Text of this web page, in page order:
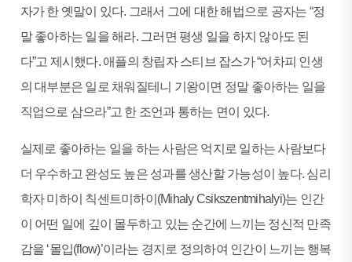
자가 한 옛말이 있다. 그래서 그에 대한 해법으로 공자는 “정
말 좋아하는 일을 해라. 그러면 평생 일을 하지 않아도 된
다”고 제시했다. 애플의 창립자 스티브 잡스가 “어차피 인생
의 대부분은 일로 채워질테니 기왕이면 정말 좋아하는 일을
직업으로 삼으라”고 한 조언과 통하는 면이 있다.
실제로 좋아하는 일을 하는 사람은 억지로 일하는 사람보다
더 우수하고 완성도 높은 성과를 생산할 가능성이 높다. 심리
학자 미하이 칙센트미하이(Mihaly Csikszentmihalyi)는 인간
이 어떤 일에 깊이 몰두하고 있는 순간에 느끼는 정신적 만족
감을 ‘몰입(flow)’이라는 경지로 정의하여 인간이 느끼는 행복